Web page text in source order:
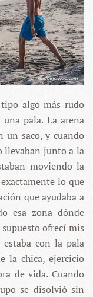
algo más rudo
pala. La arena
un saco, y cuando
llevaban junto a la
moviendo la
lo que
que ayudaba a
esa zona dónde
ofrecí mis
con la pala
la chica, ejercicio
de vida. Cuando
se disolvió sin